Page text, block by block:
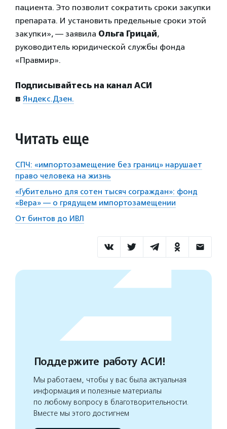
пациента. Это позволит сократить сроки закупки
препарата. И установить предельные сроки этой
закупки», — заявила Ольга Грицай,
руководитель юридической службы фонда
«Правмир».
Подписывайтесь на канал АСИ
в Яндекс.Дзен.
Читать еще
СПЧ: «импортозамещение без границ» нарушает
право человека на жизнь
«Губительно для сотен тысяч сограждан»: фонд
«Вера» — о грядущем импортозамещении
От бинтов до ИВЛ
Поддержите работу АСИ!
Мы работаем, чтобы у вас была актуальная
информация и полезные материалы
по любому вопросу в благотворительности.
Вместе мы этого достигнем